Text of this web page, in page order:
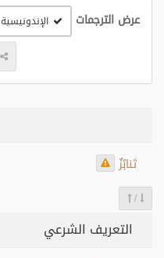
عرض الترجمات الإندونيسية
تَنابُزٌ
/
التعريف الشرعي